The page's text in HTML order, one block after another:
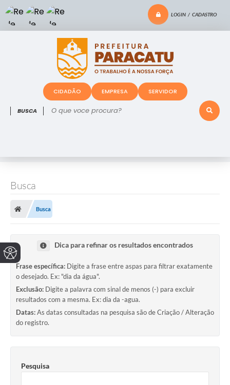
LOGIN / CADASTRO
O que voce procura?
CIDADÃO EMPRESA SERVIDOR
Busca
Busca
Dica para refinar os resultados encontrados
Frase específica: Digite a frase entre aspas para filtrar exatamente
o desejado. Ex: "dia da água".
Exclusão: Digite a palavra com sinal de menos (-) para excluir
resultados com a mesma. Ex: dia da -agua.
Datas:As datas consultadas na pesquisa são de Criação / Alteração
do registro.
Pesquisa